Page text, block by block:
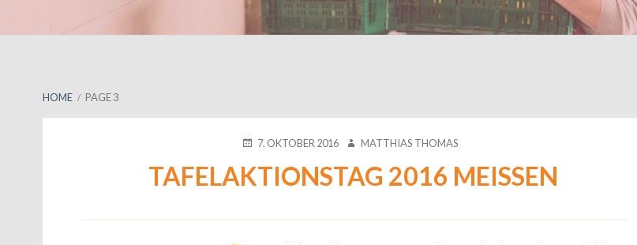
BREADCRUMBS
HOME PAGE 3
POSTED
7. OKTOBER 2016 AUTHOR
MATTHIAS THOMAS
TAFELAKTIONSTAG 2016 MEISSEN